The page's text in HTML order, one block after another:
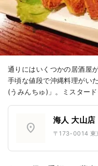
通りにはいくつかの居酒屋
手頃な値段で沖縄料理がい
(うみんちゅ)」。ミスター
location_on
海人 大山店
〒173-0014 東